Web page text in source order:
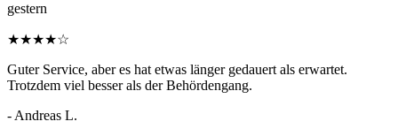
gestern
★★★★☆
Guter Service, aber es hat etwas länger gedauert als erwartet.
Trotzdem viel besser als der Behördengang.
- Andreas L.